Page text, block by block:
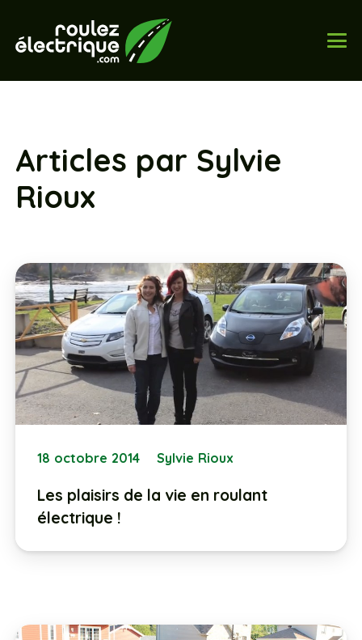
Articles par Sylvie
Rioux
18 octobre 2014 Sylvie Rioux
Les plaisirs de la vie en roulant
électrique !